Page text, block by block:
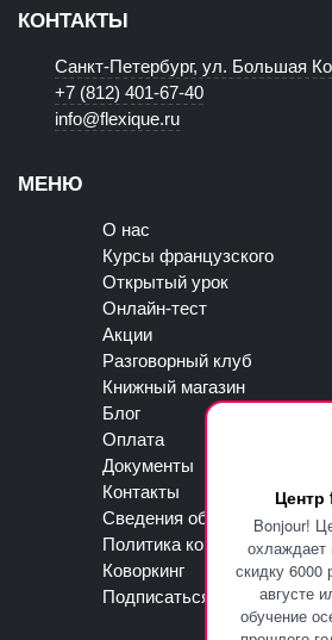
Центр
Bonjour!
охлаждает
скидку 6000
августе
обучение
КОНТАКТЫ
Санкт-Петербург, ул. Большая
+7 (812) 401-67-40
info@flexique.ru
МЕНЮ
О нас
Курсы французского
Открытый урок
Онлайн-тест
Акции
Разговорный клуб
Книжный магазин
Блог
Оплата
Документы
Контакты
Сведения об
Политика
Коворкинг
Подписаться на рассылку